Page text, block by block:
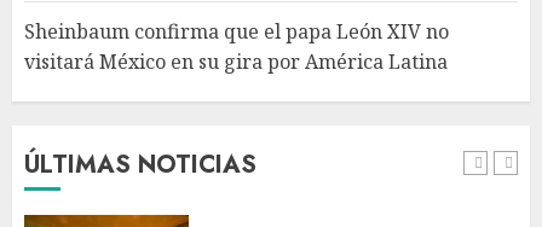
Sheinbaum confirma que el papa León XIV no
visitará México en su gira por América Latina
ÚLTIMAS NOTICIAS
1
Bacterias en el semen también
AGOSTO 6, 2026